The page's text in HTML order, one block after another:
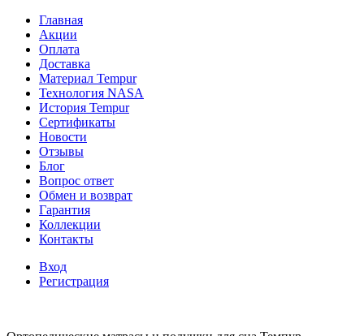
Главная
Акции
Оплата
Доставка
Материал Tempur
Технология NASA
История Tempur
Сертификаты
Новости
Отзывы
Блог
Вопрос ответ
Обмен и возврат
Гарантия
Коллекции
Контакты
Вход
Регистрация